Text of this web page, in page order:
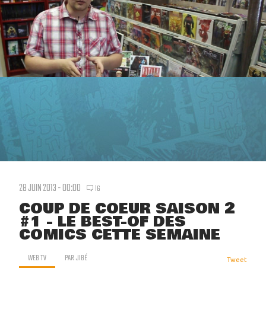
28 JUIN 2013 - 00:00 16
COUP DE COEUR SAISON 2
#1 - LE BEST-OF DES
COMICS CETTE SEMAINE
WEB TV PARJIBÉ Tweet